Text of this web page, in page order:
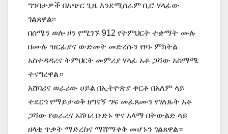
ግንባታዎች በአጭር ጊዜ እንደሚሰራም ቢሮ ሃላፊው
ገልጸዋል፡፡
በሰሜን ወሎ ዞን የሚገኙ 912 የትምህርት ተቋማት ሙሉ
በሙሉ ዝርፊያና ውድመት መድረሱን የዞኑ ምክትል
አስተዳዳሪና ትምህርት መምሪያ ሃላፊ አቶ ጋሻው አስማሜ
ተናግረዋል።
አሸባሪና ወራሪው ሀይል በኢትዮጵያ ቀርቶ በአለም ላይ
ተደርጎ የማይታወቅ ዘግናኝ ግፍ መፈጸሙን የገለጹት አቶ
ጋሻው የወራሪና አሸባሪ ቡድኑ ዋና አላማ በትውልድ ላይ
ዘላቂ ጥቃት ማድረስና ማሸማቀቅ መሆኑን ገልጸዋል።